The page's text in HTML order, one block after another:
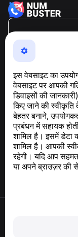
इस वेबसाइट का
वेबसाइट पर आपकी
डिवाइसों की
किए जाने की स्वीकृति
बेहतर बनाने,
प्रबंधन में सहायक
शामिल है। इसमें डेटा
शामिल है। आपकी
रहेगी। यदि आप
या अपने ब्राउज़र की
NumBuster ©
एक उपयोग में आसान
GDPR अनुपालन से
सहायता केंद्र
समाचार और लेख
परियोजना के बारे में
संपर्क